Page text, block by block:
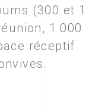
(300 et 1
1 000
réceptif